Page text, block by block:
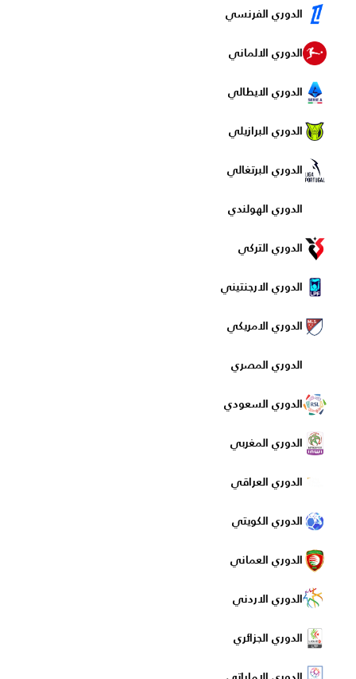
الدوري الفرنسي
الدوري الالماني
الدوري الايطالي
الدوري البرازيلي
الدوري البرتغالي
الدوري الهولندي
الدوري التركي
الدوري الارجنتيني
الدوري الامريكي
الدوري المصري
الدوري السعودي
الدوري المغربي
الدوري العراقي
الدوري الكويتي
الدوري العماني
الدوري الاردني
الدوري الجزائري